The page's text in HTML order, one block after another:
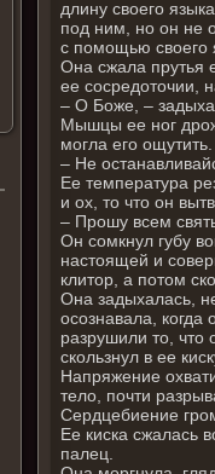
длину своего
под ним, но он не
с помощью своего
Она сжала прутья
ее сосредоточии,
– О Боже, –
Мышцы ее ног
могла его
– Не
Ее температура
и ох, то что он
– Прошу всем
Он сомкнул губу
настоящей и
клитор, а потом
Она задыхалась,
осознавала, когда
разрушили то, что
скользнул в ее
Напряжение
тело, почти
Сердцебиение
Ее киска сжалась
палец.